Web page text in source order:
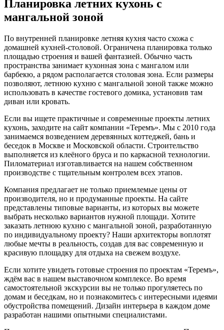
Планировка летних кухонь с
мангальной зоной
По внутренней планировке летняя кухня часто схожа с
домашней кухней-столовой. Ограничена планировка только
площадью строения и вашей фантазией. Обычно часть
пространства занимает кухонная зона с мангалом или
барбекю, а рядом располагается столовая зона. Если размеры
позволяют, летнюю кухню с мангальной зоной также можно
использовать в качестве гостевого домика, установив там
диван или кровать.
Если вы ищете практичные и современные проекты летних
кухонь, заходите на сайт компании «Теремъ». Мы с 2010 года
занимаемся возведением деревянных коттеджей, бань и
беседок в Москве и Московской области. Строительство
выполняется из клеёного бруса и по каркасной технологии.
Пиломатериал изготавливается на нашем собственном
производстве с тщательным контролем всех этапов.
Компания предлагает не только приемлемые цены от
производителя, но и продуманные проекты. На сайте
представлены типовые варианты, из которых вы можете
выбрать несколько вариантов нужной площади. Хотите
заказать летнюю кухню с мангальной зоной, разработанную
по индивидуальному проекту? Наши архитекторы воплотят
любые мечты в реальность, создав для вас современную и
красивую площадку для отдыха на свежем воздухе.
Если хотите увидеть готовые строения по проектам «Теремъ»,
ждём вас в нашем выставочном комплексе. Во время
самостоятельной экскурсии вы не только прогуляетесь по
домам и беседкам, но и познакомитесь с интересными идеями
обустройства помещений. Дизайн интерьера в каждом доме
разработан нашими опытными специалистами.